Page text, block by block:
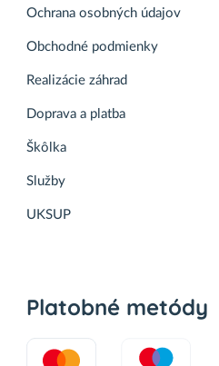
Ochrana osobných údajov
Obchodné podmienky
Realizácie záhrad
Doprava a platba
Škôlka
Služby
UKSUP
Platobné metódy